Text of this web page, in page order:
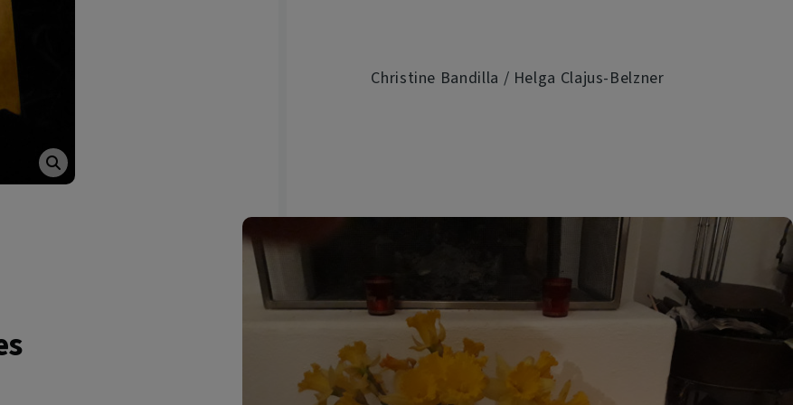
Christine Bandilla / Helga Clajus-Belzner